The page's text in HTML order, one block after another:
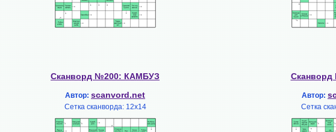
Сканворд №200: КАМБУЗ
Автор: scanvord.net
Сетка сканворда: 12х14
Автор:
Сетка